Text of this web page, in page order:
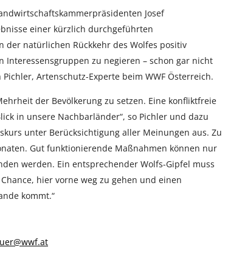
Josef
einer kürzlich durchgeführten
der natürlichen Rückkehr des Wolfes positiv
Interessensgruppen zu negieren – schon gar nicht
Artenschutz-Experte beim WWF Österreich.
der Bevölkerung zu setzen. Eine konfliktfreie
in unsere Nachbarländer“, so Pichler und dazu
unter Berücksichtigung aller Meinungen aus. Zu
Gut funktionierende Maßnahmen können nur
werden. Ein entsprechender Wolfs-Gipfel muss
hier vorne weg zu gehen und einen
kommt.“